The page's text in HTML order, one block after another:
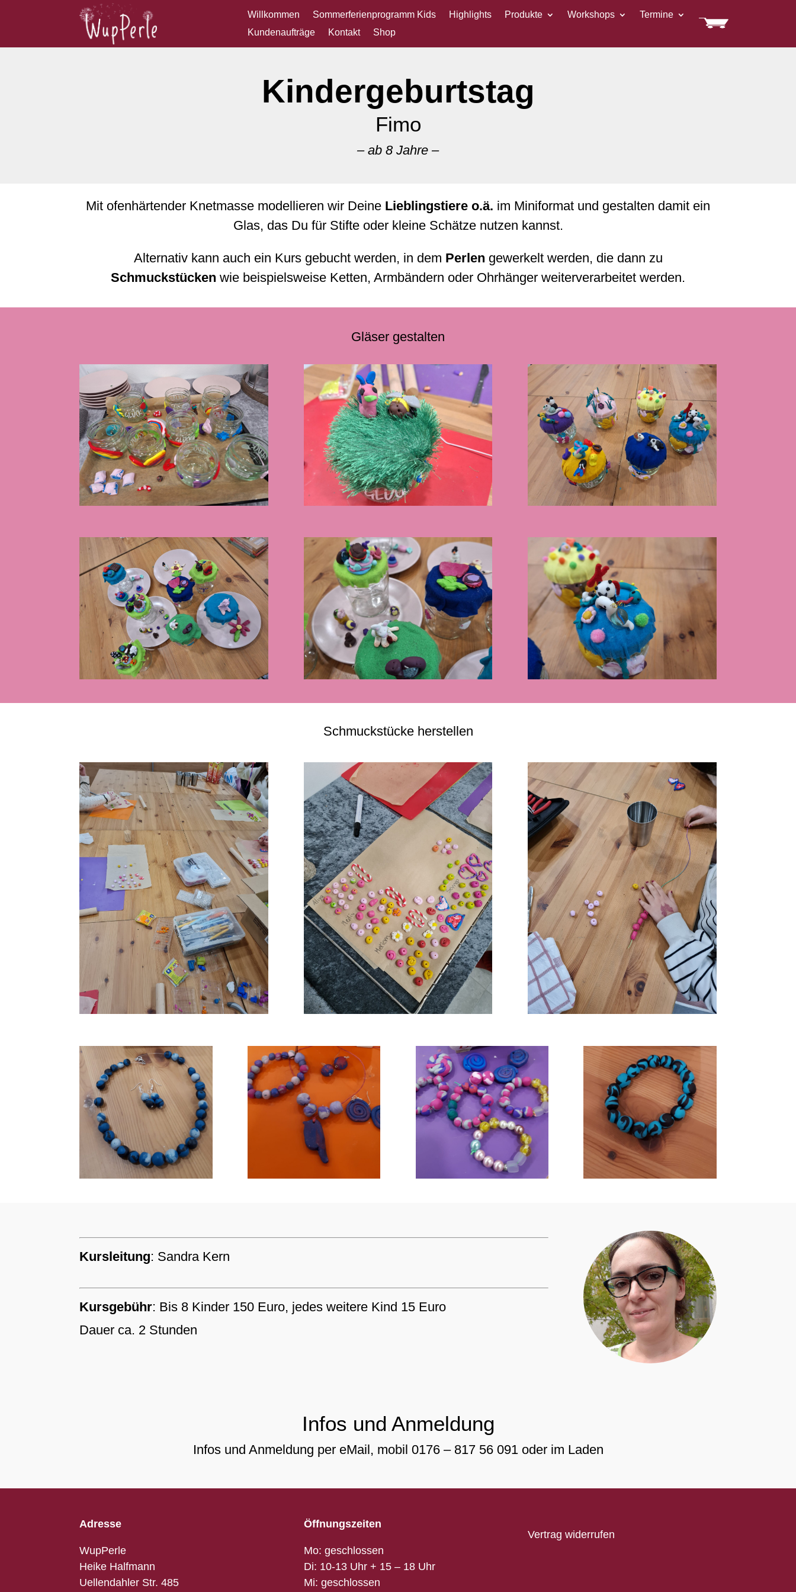
Willkommen Sommerferienprogramm Kids Highlights Produkte Workshops
Termine
Kundenaufträge
Kontakt Shop
Kindergeburtstag
Fimo
– ab 8 Jahre –
Mit ofenhärtender Knetmasse modellieren wir Deine Lieblingstiere o.ä. im Miniformat und gestalten damit ein
Glas, das Du für Stifte oder kleine Schätze nutzen kannst.
Alternativ kann auch ein Kurs gebucht werden, in dem Perlen gewerkelt werden, die dann zu
Schmuckstücken wie beispielsweise Ketten, Armbändern oder Ohrhänger weiterverarbeitet werden.
– Termine nach Vereinbarung –
Gläser gestalten
Schmuckstücke herstellen
Kursleitung: Sandra Kern
Kursgebühr: Bis 8 Kinder 150 Euro, jedes weitere Kind 15 Euro
Dauer ca. 2 Stunden
Infos und Anmeldung
Infos und Anmeldung per eMail , mobil 0176 – 817 56 091oder im Laden
Adresse
WupPerle
Heike Halfmann
Uellendahler Str. 485
Öffnungszeiten
Mo: geschlossen
Di: 10-13 Uhr + 15 – 18 Uhr
Mi: geschlossen
Vertrag widerrufen